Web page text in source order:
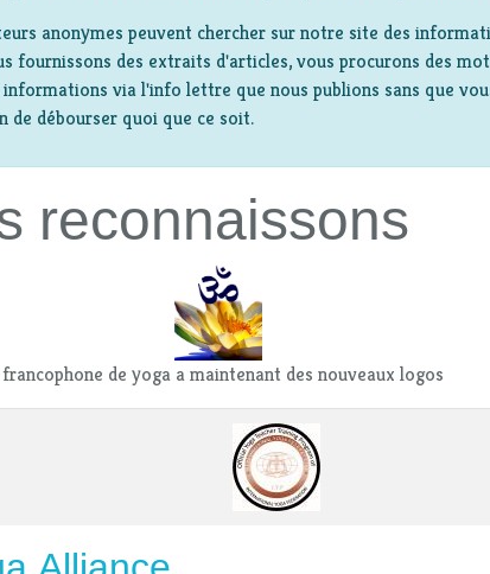
anonymes peuvent chercher sur notre site des
fournissons des extraits d'articles, vous procurons des
informations via l'info lettre que nous publions sans que
de débourser quoi que ce soit.
reconnaissons
de yoga a maintenant des nouveaux logos